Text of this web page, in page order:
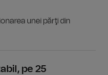
unei părţi din
pe 25